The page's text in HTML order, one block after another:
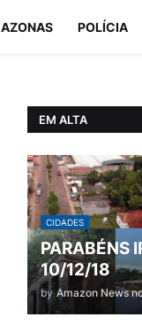
POLÍCIA
EM ALTA
CIDADES
PARABÉNS
10/12/18
by Amazon News